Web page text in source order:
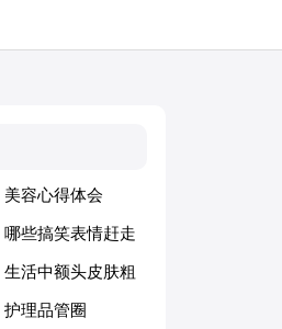
美容心得体会
哪些搞笑表情赶走
小皱纹
生活中额头皮肤粗
糙怎么办
护理品管圈